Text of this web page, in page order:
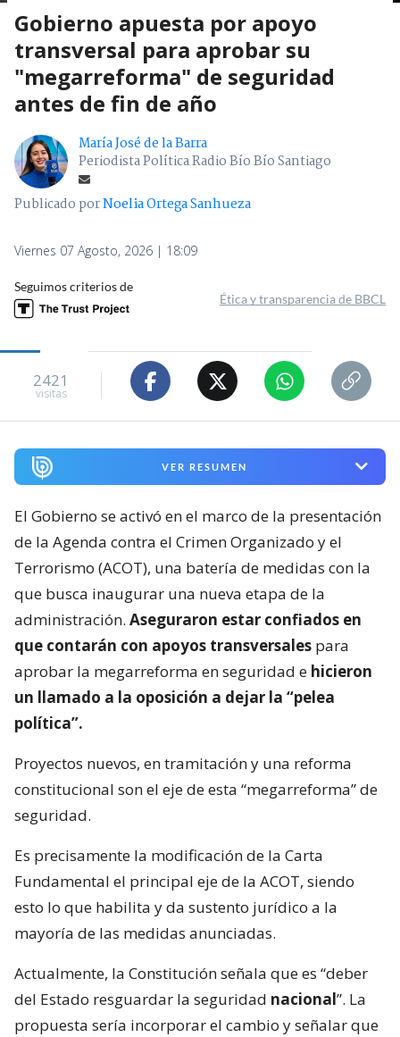
Gobierno apuesta por apoyo
transversal para aprobar su
"megarreforma" de seguridad
antes de fin de año
María José de la Barra
Periodista Política Radio Bío Bío Santiago
Publicado porNoelia Ortega Sanhueza
Viernes 07 Agosto, 2026 | 18:09
Seguimos criterios de
Ética y transparencia de BBCL
2421
visitas
VER RESUMEN
El Gobierno se activó en el marco de la presentación
de la Agenda contra el Crimen Organizado y el
Terrorismo (ACOT), una batería de medidas con la
que busca inaugurar una nueva etapa de la
administración. Aseguraron estar confiados en
que contarán con apoyos transversales para
aprobar la megarreforma en seguridad e hicieron
un llamado a la oposición a dejar la “pelea
política”.
Proyectos nuevos, en tramitación y una reforma
constitucional son el eje de esta “megarreforma” de
seguridad.
Es precisamente la modificación de la Carta
Fundamental el principal eje de la ACOT, siendo
esto lo que habilita y da sustento jurídico a la
mayoría de las medidas anunciadas.
Actualmente, la Constitución señala que es “deber
del Estado resguardar la seguridad nacional”. La
propuesta sería incorporar el cambio y señalar que